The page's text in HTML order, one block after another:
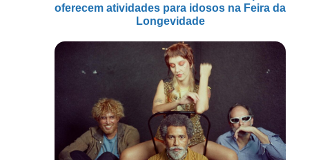
oferecem atividades para idosos na Feira da
Longevidade